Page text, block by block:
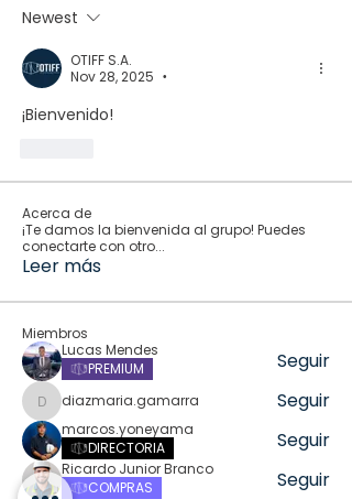
Newest
OTIFF S.A.
Nov 28, 2025
•
¡Bienvenido!
Acerca de
¡Te damos la bienvenida al grupo! Puedes
conectarte con otro...
Leer más
Miembros
Lucas Mendes
PREMIUM
Seguir
diazmaria.gamarra
diazmaria.gamarra Seguir
marcos.yoneyama
DIRECTORIA
Seguir
Ricardo Junior Branco
COMPRAS
Seguir